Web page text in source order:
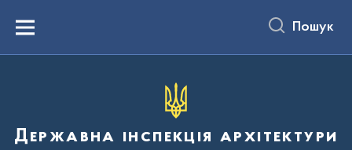
вмістуMenu Пошук
Державна інспекція архітектури